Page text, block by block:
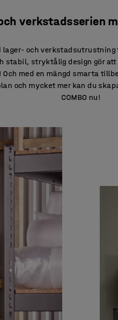
och verkstadsserien
och verkstadsutrustning
stabil, stryktålig design gör
med en mängd smarta
och mycket mer kan du
COMBO nu!